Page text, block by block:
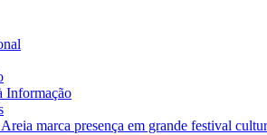
Informação
marca presença em grande festival